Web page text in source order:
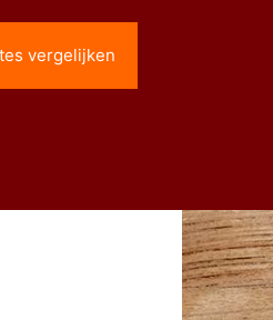
vergelijken